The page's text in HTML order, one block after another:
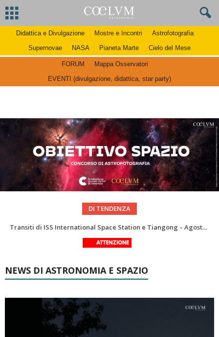
Didattica e Divulgazione Mostre e Incontri
Astrofotografia
Supernovae
NASA Pianeta Marte Cielo del Mese
FORUM
Mappa Osservatori
EVENTI (divulgazione, didattica, star party)
DI TENDENZA
La Luna del Mese – Agosto 2026
Le costellazioni di Agosto 2026: Delfino
NEWS DI ASTRONOMIA E SPAZIO